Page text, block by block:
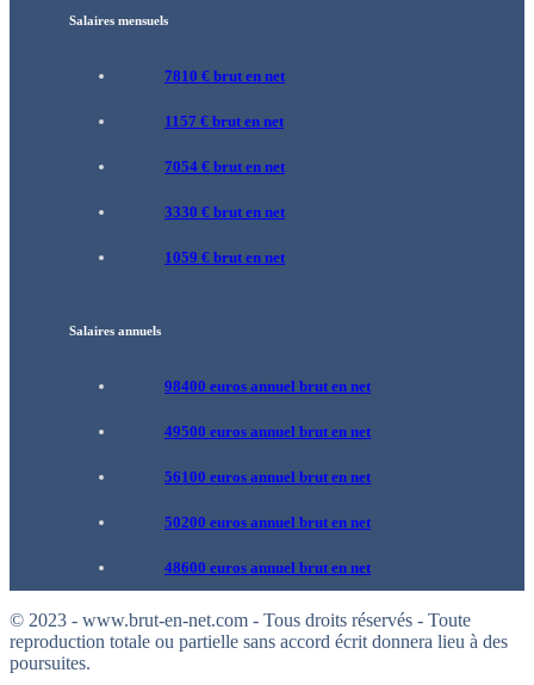
Salaires mensuels
7810 € brut en net
1157 € brut en net
7054 € brut en net
3330 € brut en net
1059 € brut en net
Salaires annuels
98400 euros annuel brut en net
49500 euros annuel brut en net
56100 euros annuel brut en net
50200 euros annuel brut en net
48600 euros annuel brut en net
© 2023 - www.brut-en-net.com - Tous droits réservés - Toute
reproduction totale ou partielle sans accord écrit donnera lieu à des
poursuites.